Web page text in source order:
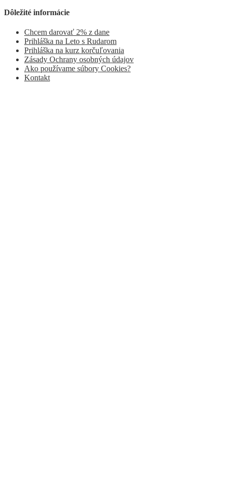
Dôležité informácie
Chcem darovať 2% z dane
Prihláška na Leto s Rudarom
Prihláška na kurz korčuľovania
Zásady Ochrany osobných údajov
Ako používame súbory Cookies?
Kontakt